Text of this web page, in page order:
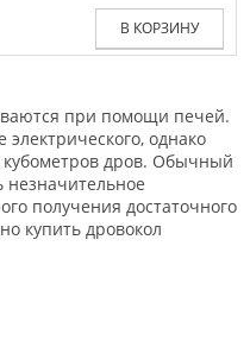
В КОРЗИНУ
при помощи печей.
однако
кубометров дров. Обычный
незначительное
получения достаточного
купить дровокол